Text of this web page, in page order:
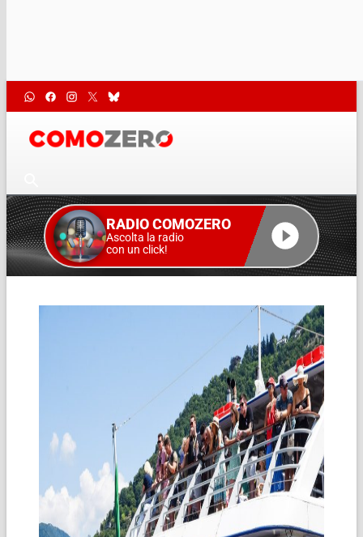
RADIO COMOZERO
Ascolta la radio
con un click!